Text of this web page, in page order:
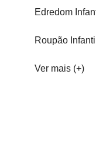
Edredom
Roupão Infantil
Ver mais (+)